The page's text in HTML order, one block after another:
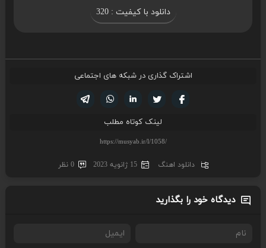
دانلود با کیفیت : 320
اشتراک گذاری در شبکه های اجتماعی
لینکدین تویتر
فیسوک
لینک کوتاه مطلب
دانلود اهنگ 15 ژانویه 2023 0 نظر
دیدگاه خود را بگذارید